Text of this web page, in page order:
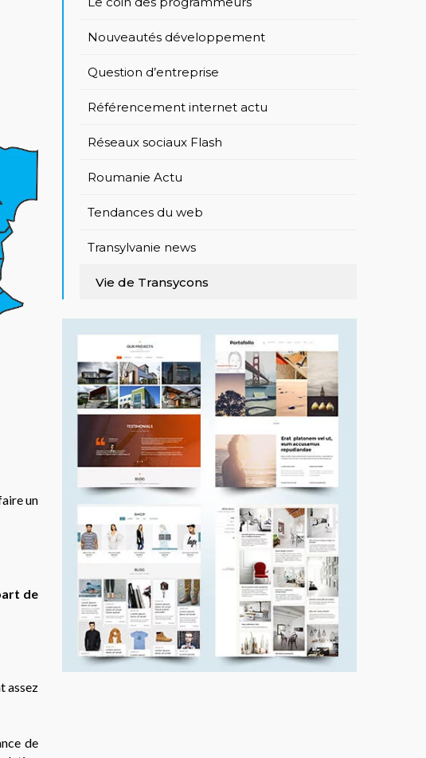
Nouveautés développement
Question d’entreprise
Référencement internet actu
Réseaux sociaux Flash
Roumanie Actu
Tendances du web
Transylvanie news
Vie de Transycons
un
de
assez
de